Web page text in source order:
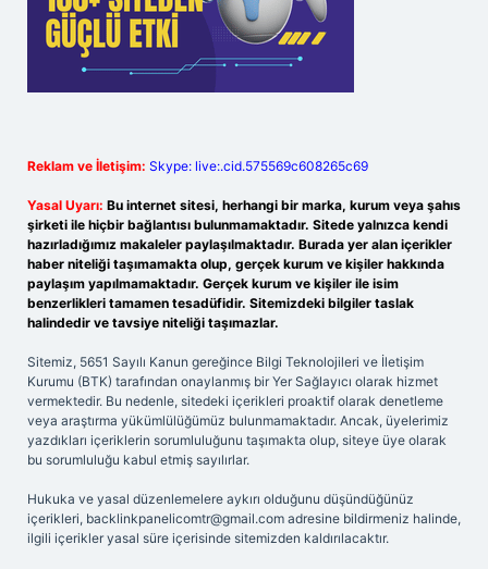
Reklam ve İletişim: Skype: live:.cid.575569c608265c69
Yasal Uyarı: Bu internet sitesi, herhangi bir marka, kurum veya şahıs
şirketi ile hiçbir bağlantısı bulunmamaktadır. Sitede yalnızca kendi
hazırladığımız makaleler paylaşılmaktadır. Burada yer alan içerikler
haber niteliği taşımamakta olup, gerçek kurum ve kişiler hakkında
paylaşım yapılmamaktadır. Gerçek kurum ve kişiler ile isim
benzerlikleri tamamen tesadüfidir. Sitemizdeki bilgiler taslak
halindedir ve tavsiye niteliği taşımazlar.
Sitemiz, 5651 Sayılı Kanun gereğince Bilgi Teknolojileri ve İletişim
Kurumu (BTK) tarafından onaylanmış bir Yer Sağlayıcı olarak hizmet
vermektedir. Bu nedenle, sitedeki içerikleri proaktif olarak denetleme
veya araştırma yükümlülüğümüz bulunmamaktadır. Ancak, üyelerimiz
yazdıkları içeriklerin sorumluluğunu taşımakta olup, siteye üye olarak
bu sorumluluğu kabul etmiş sayılırlar.
Hukuka ve yasal düzenlemelere aykırı olduğunu düşündüğünüz
içerikleri, backlinkpanelicomtr@gmail.com adresine bildirmeniz halinde,
ilgili içerikler yasal süre içerisinde sitemizden kaldırılacaktır.